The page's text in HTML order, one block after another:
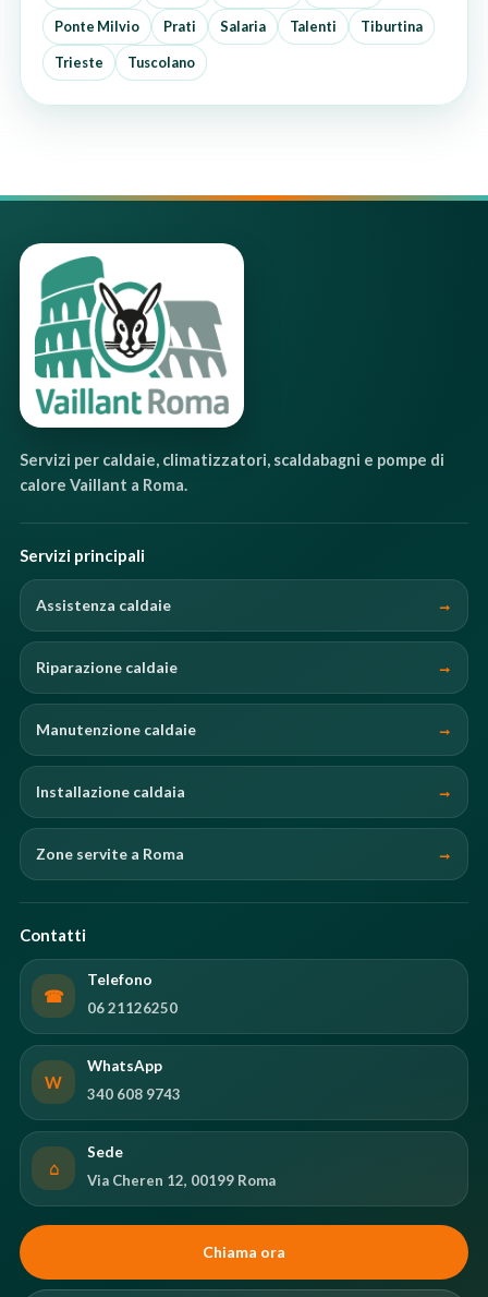
Ponte Milvio Prati Salaria Talenti Tiburtina
Trieste Tuscolano
Servizi per caldaie, climatizzatori, scaldabagni e pompe di
calore Vaillant a Roma.
Servizi principali
Assistenza caldaie
Riparazione caldaie
Manutenzione caldaie
Installazione caldaia
Zone servite a Roma
Contatti
☎
Telefono
06 21126250
W
WhatsApp
340 608 9743
⌂
Sede
Via Cheren 12, 00199 Roma
Chiama ora